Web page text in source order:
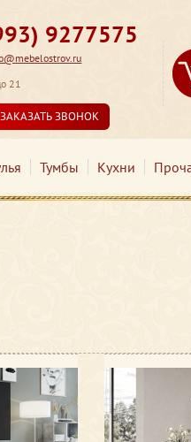
9277575
21
ЗАКАЗАТЬ ЗВОНОК
Тумбы Кухни